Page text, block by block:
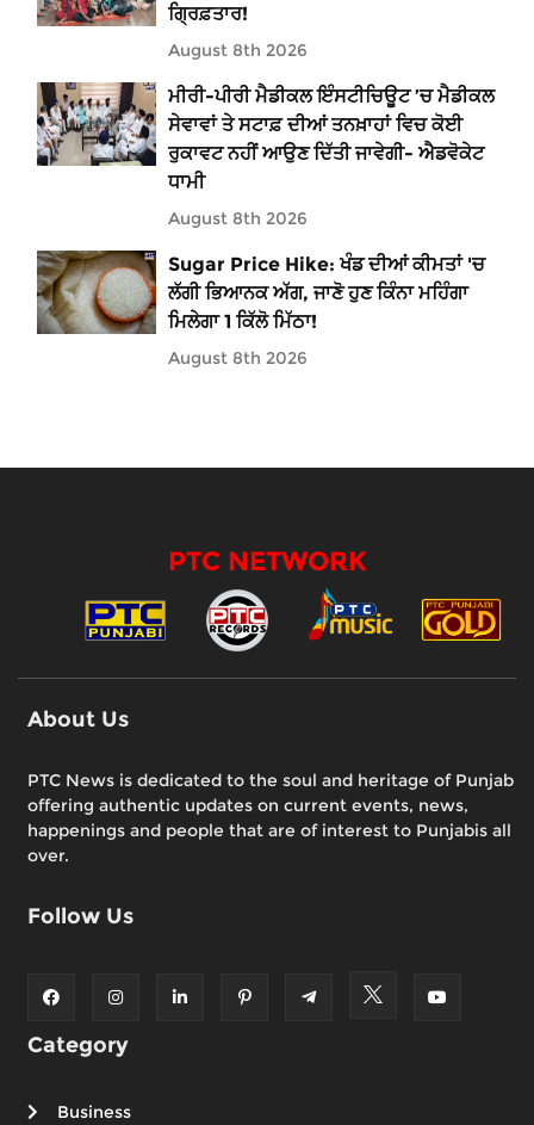
ਗ੍ਰਿਫ਼ਤਾਰ!
August 8th 2026
ਮੀਰੀ-ਪੀਰੀ ਮੈਡੀਕਲ ਇੰਸਟੀਚਿਊਟ ’ਚ ਮੈਡੀਕਲ
ਸੇਵਾਵਾਂ ਤੇ ਸਟਾਫ਼ ਦੀਆਂ ਤਨਖ਼ਾਹਾਂ ਵਿਚ ਕੋਈ
ਰੁਕਾਵਟ ਨਹੀਂ ਆਉਣ ਦਿੱਤੀ ਜਾਵੇਗੀ- ਐਡਵੋਕੇਟ
ਧਾਮੀ
August 8th 2026
Sugar Price Hike: ਖੰਡ ਦੀਆਂ ਕੀਮਤਾਂ 'ਚ
ਲੱਗੀ ਭਿਆਨਕ ਅੱਗ, ਜਾਣੋ ਹੁਣ ਕਿੰਨਾ ਮਹਿੰਗਾ
ਮਿਲੇਗਾ 1 ਕਿੱਲੋ ਮਿੱਠਾ!
August 8th 2026
PTC NETWORK
About Us
PTC News is dedicated to the soul and heritage of Punjab
offering authentic updates on current events, news,
happenings and people that are of interest to Punjabis all
over.
Follow Us
Category
Business